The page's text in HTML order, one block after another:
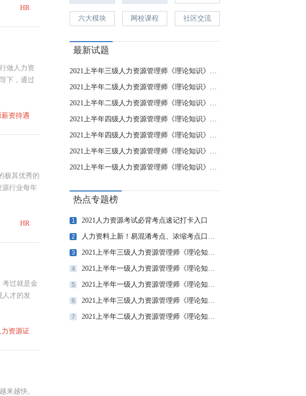
HR
做人力资
下，通过
薪资待遇
极其优秀的
源行业每年
HR
考过就是金
人才的发
资源证
来越快。
六大模块 网校课程 社区交流
最新试题
2021上半年三级人力资源管理师《理论知识》模拟卷(一)
2021上半年二级人力资源管理师《理论知识》模拟卷(一)
2021上半年二级人力资源管理师《理论知识》模拟卷(二)
2021上半年四级人力资源管理师《理论知识》模拟卷(一)
2021上半年四级人力资源管理师《理论知识》模拟卷(二)
2021上半年三级人力资源管理师《理论知识》模拟卷(二)
2021上半年一级人力资源管理师《理论知识》模拟卷(一)
热点专题榜
1 2021人力资源考试必背考点速记打卡入口
2 人力资料上新！易混淆考点、浓缩考点口袋书……
3 2021上半年三级人力资源管理师《理论知识》模拟卷(二)
4 2021上半年一级人力资源管理师《理论知识》模拟卷(一)
5 2021上半年一级人力资源管理师《理论知识》模拟卷(二)
6 2021上半年三级人力资源管理师《理论知识》模拟卷(一)
7 2021上半年二级人力资源管理师《理论知识》模拟卷(一)